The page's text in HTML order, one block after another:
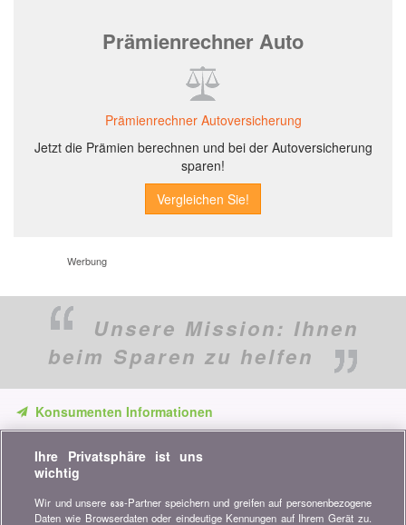
Prämienrechner Auto
Prämienrechner Autoversicherung
Jetzt die Prämien berechnen und bei der Autoversicherung
sparen!
Werbung
Unsere Mission: Ihnen
beim Sparen zu helfen
Konsumenten Informationen
unsere Vergleiche, Ratschläge und Tipps in den Bereichen
Versicherung, Finanzen, Konsumgüter und vieles mehr...
Newsletter bestellen
Ihre Privatsphäre ist uns
wichtig
Wir und unsere 638-Partner speichern und greifen auf personenbezogene
Daten wie Browserdaten oder eindeutige Kennungen auf Ihrem Gerät zu.